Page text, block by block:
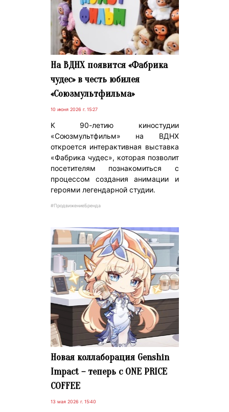
На ВДНХ появится «Фабрика
чудес» в честь юбилея
«Союзмультфильма»
10 июня 2026 г. 15:27
К 90-летию киностудии
«Союзмультфильм» на ВДНХ
откроется интерактивная выставка
«Фабрика чудес», которая позволит
посетителям познакомиться с
процессом создания анимации и
героями легендарной студии.
#ПродвижениеБренда
Новая коллаборация Genshin
Impact – теперь с ONE PRICE
COFFEE
13 мая 2026 г. 15:40